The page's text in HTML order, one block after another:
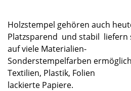
Holzstempel gehören auch
Platzsparend und stabil liefern
auf viele Materialien-
Sonderstempelfarben
Textilien, Plastik, Folien
lackierte Papiere.